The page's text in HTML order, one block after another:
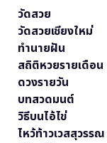
วัดสวย
วัดสวยเชียงใหม่
ทำนายฝัน
สถิติหวยรายเดือน
ดวงรายวัน
บทสวดมนต์
วิธีบนไอ้ไข่
ไหว้ท้าวเวสสุวรรณ